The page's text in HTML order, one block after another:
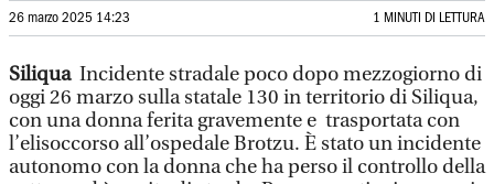
26 marzo 2025 14:23 1 MINUTI DI LETTURA
Siliqua Incidente stradale poco dopo mezzogiorno di
oggi 26 marzo sulla statale 130 in territorio di Siliqua,
con una donna ferita gravemente e trasportata con
l’elisoccorso all’ospedale Brotzu. È stato un incidente
autonomo con la donna che ha perso il controllo della